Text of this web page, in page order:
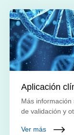
Aplicación
Más
de validación y
Ver más